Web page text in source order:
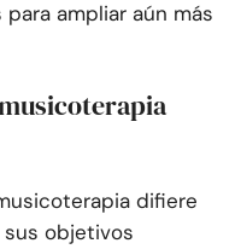
ampliar aún más
difiere
sus objetivos